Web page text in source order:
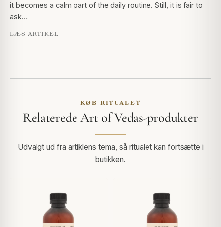
it becomes a calm part of the daily routine. Still, it is fair to
ask…
LÆS ARTIKEL
KØB RITUALET
Relaterede Art of Vedas-produkter
Udvalgt ud fra artiklens tema, så ritualet kan fortsætte i
butikken.